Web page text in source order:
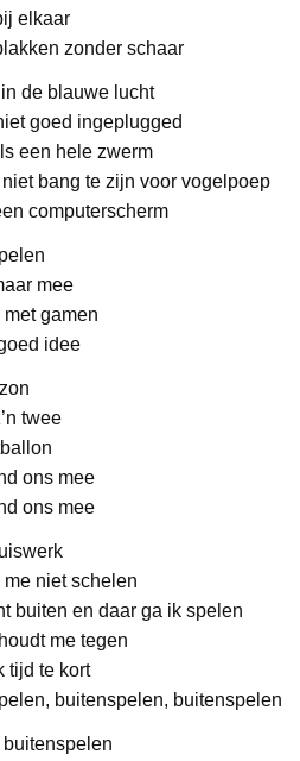
elkaar
zonder schaar
in de blauwe lucht
goed ingeplugged
een hele zwerm
bang te zijn voor vogelpoep
computerscherm
mee
gamen
idee
twee
ons mee
ons mee
me niet schelen
buiten en daar ga ik spelen
me tegen
tijd te kort
buitenspelen, buitenspelen